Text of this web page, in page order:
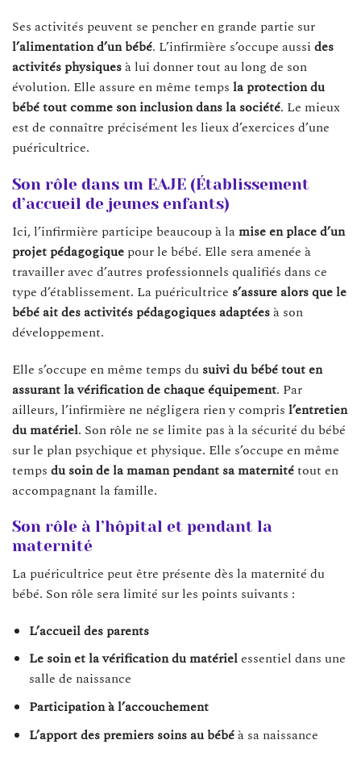
Ses activités peuvent se pencher en grande partie sur
l’alimentationd’unbébé. L’infirmière s’occupe aussi des
activitésphysiquesà lui donner tout au long de son
évolution. Elle assure en même temps la protection du
bébé tout comme son inclusion dans la société. Le mieux
est de connaître précisément les lieux d’exercices d’une
puéricultrice.
Son rôle dans un EAJE (Établissement
d’accueil de jeunes enfants)
Ici, l’infirmière participe beaucoup à lamise en place d’un
projet pédagogique pour le bébé. Elle sera amenée à
travailler avec d’autres professionnels qualifiés dans ce
type d’établissement. La puéricultrice s’assure alors que le
bébé ait des activités pédagogiquesadaptéesà son
développement.
Elle s’occupe en même temps du suivi du bébé tout en
assurant la vérification de chaqueéquipement. Par
ailleurs, l’infirmière ne négligera rien y compris l’entretien
dumatériel. Son rôle ne se limite pas à la sécurité du bébé
sur le plan psychique et physique. Elle s’occupe en même
temps du soin de la maman pendant sa maternitétout en
accompagnant la famille.
Son rôle à l’hôpital et pendant la
maternité
La puéricultrice peut être présente dès la maternité du
bébé. Son rôle sera limité sur les points suivants :
L’accueil des parents
Le soin et la vérification du matérielessentiel dans une
salle de naissance
Participation à l’accouchement
L’apport des premiers soins au bébéà sa naissance